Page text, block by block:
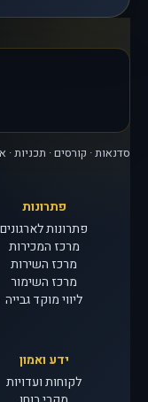
סדנאות · קורסים · תכניות ·
פתרונות
פתרונות לארגונים
מרכז המכירות
מרכז השירות
מרכז השימור
ליווי מוקד גבייה
ידע ואמון
לקוחות ועדויות